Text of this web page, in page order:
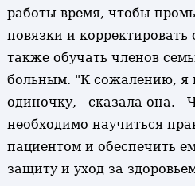
работы время, чтобы
повязки и корректировать
также обучать членов
больным. "К сожалению, я
одиночку, - сказала она. -
необходимо научиться
пациентом и обеспечить
защиту и уход за